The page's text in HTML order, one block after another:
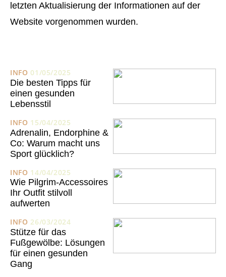
letzten Aktualisierung der Informationen auf der
Website vorgenommen wurden.
INFO 01/05/2025
Die besten Tipps für
einen gesunden
Lebensstil
INFO 15/04/2025
Adrenalin, Endorphine &
Co: Warum macht uns
Sport glücklich?
INFO 14/04/2025
Wie Pilgrim-Accessoires
Ihr Outfit stilvoll
aufwerten
INFO 26/03/2024
Stütze für das
Fußgewölbe: Lösungen
für einen gesunden
Gang